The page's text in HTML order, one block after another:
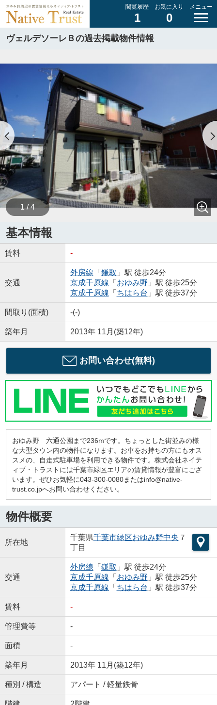
閲覧履歴
1
お気に入り
0
メニュー
ヴェルデソーレＢの過去掲載物件情報
1 / 4
基本情報
賃料 -
交通
外房線 「 鎌取 」駅 徒歩24分
京成千原線 「 おゆみ野 」駅 徒歩25分
京成千原線 「 ちはら台 」駅 徒歩37分
間取り(面積) -(-)
築年月 2013年 11月(築12年)
お問い合わせ(無料)
おゆみ野 六通公園まで236mです。ちょっとした街並みの様
な大型タウン内の物件になります。お車をお持ちの方にもオス
スメの、自走式駐車場を利用できる物件です。株式会社ネイテ
ィブ・トラストには千葉市緑区エリアの賃貸情報が豊富にござ
います。ぜひお気軽に043-300-0080またはinfo@native-
trust.co.jpへお問い合わせください。
物件概要
所在地
千葉県千葉市緑区おゆみ野中央 ７
丁目
交通
外房線 「 鎌取 」駅 徒歩24分
京成千原線 「 おゆみ野 」駅 徒歩25分
京成千原線 「 ちはら台 」駅 徒歩37分
賃料 -
管理費等 -
面積 -
築年月 2013年 11月(築12年)
種別 / 構造 アパート / 軽量鉄骨